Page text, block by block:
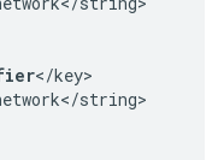
</key>
string>